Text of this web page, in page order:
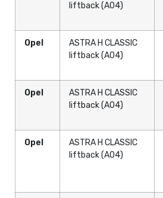
liftback (A04)
Opel
ASTRA H CLASSIC
liftback (A04)
Opel
ASTRA H CLASSIC
liftback (A04)
Opel
ASTRA H CLASSIC
liftback (A04)